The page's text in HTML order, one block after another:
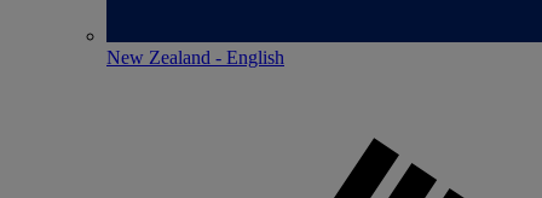
New Zealand - English